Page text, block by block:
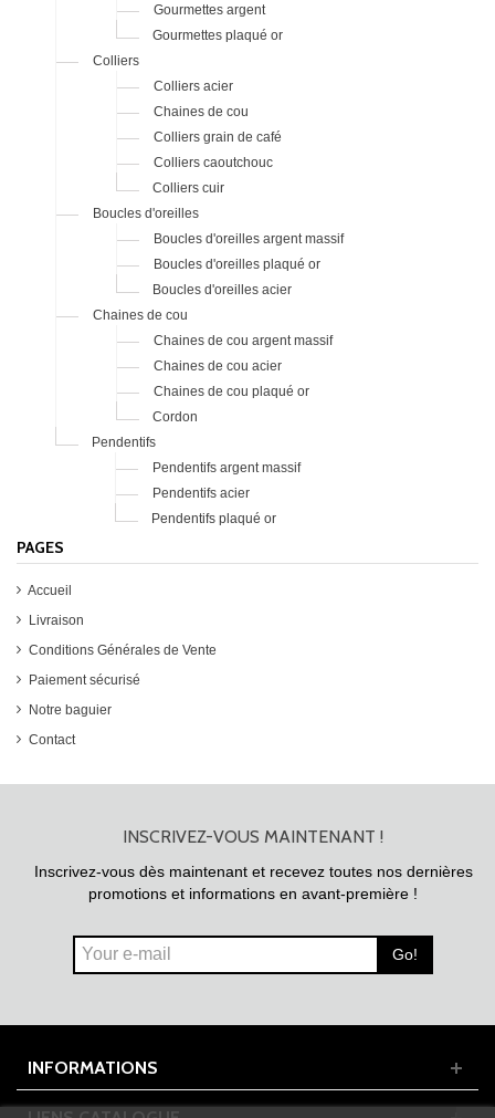
Gourmettes argent
Gourmettes plaqué or
Colliers
Colliers acier
Chaines de cou
Colliers grain de café
Colliers caoutchouc
Colliers cuir
Boucles d'oreilles
Boucles d'oreilles argent massif
Boucles d'oreilles plaqué or
Boucles d'oreilles acier
Chaines de cou
Chaines de cou argent massif
Chaines de cou acier
Chaines de cou plaqué or
Cordon
Pendentifs
Pendentifs argent massif
Pendentifs acier
Pendentifs plaqué or
PAGES
Accueil
Livraison
Conditions Générales de Vente
Paiement sécurisé
Notre baguier
Contact
INSCRIVEZ-VOUS MAINTENANT !
Inscrivez-vous dès maintenant et recevez toutes nos dernières
promotions et informations en avant-première !
Go!
INFORMATIONS